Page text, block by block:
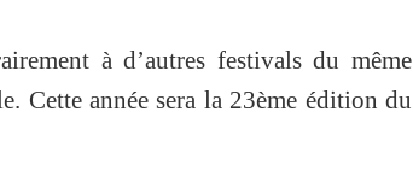
à d’autres festivals du même
Cette année sera la 23ème édition du